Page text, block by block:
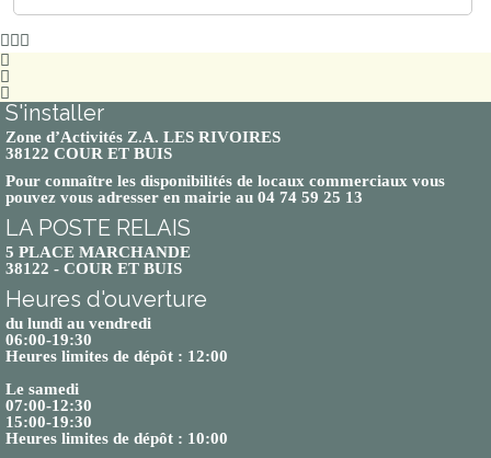
S'installer
Zone d’Activités Z.A. LES RIVOIRES
38122 COUR ET BUIS
Pour connaître les disponibilités de locaux commerciaux vous
pouvez vous adresser en mairie au 04 74 59 25 13
LA POSTE RELAIS
5 PLACE MARCHANDE
38122 - COUR ET BUIS
Heures d'ouverture
du lundi au vendredi
06:00-19:30
Heures limites de dépôt : 12:00
Le samedi
07:00-12:30
15:00-19:30
Heures limites de dépôt : 10:00